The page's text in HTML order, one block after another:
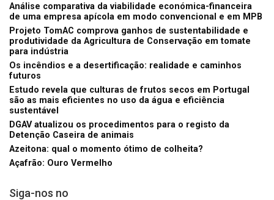
Análise comparativa da viabilidade económica-financeira
de uma empresa apícola em modo convencional e em MPB
Projeto TomAC comprova ganhos de sustentabilidade e
produtividade da Agricultura de Conservação em tomate
para indústria
Os incêndios e a desertificação: realidade e caminhos
futuros
Estudo revela que culturas de frutos secos em Portugal
são as mais eficientes no uso da água e eficiência
sustentável
DGAV atualizou os procedimentos para o registo da
Detenção Caseira de animais
Azeitona: qual o momento ótimo de colheita?
Açafrão: Ouro Vermelho
Siga-nos no